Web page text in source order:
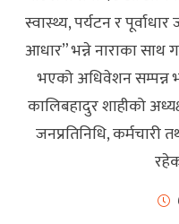
स्वास्थ्य, पर्यटन र
आधार” भन्ने नाराका साथ
भएको अधिवेशन सम्पन्न
कालिबहादुर शाहीको
जनप्रतिनिधि, कर्मचारी